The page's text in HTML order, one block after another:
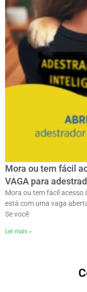
Mora ou tem fácil
VAGA para
Mora ou tem fácil acesso
está com uma vaga
Se você
Ler mais »